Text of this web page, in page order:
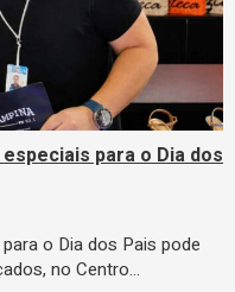
para o Dia dos
o Dia dos Pais pode
no Centro…